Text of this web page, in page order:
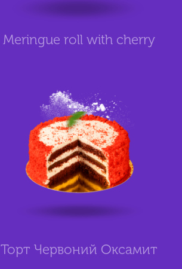
Meringue roll with cherry
Торт Червоний Оксамит